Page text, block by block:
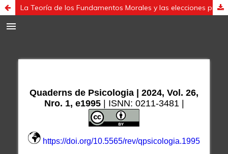
La Teoría de los Fundamentos Morales y las elecciones presidenciales brasileñas de 2018 y 2022